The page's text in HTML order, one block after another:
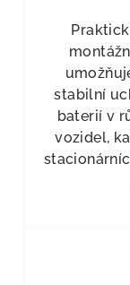
stabilní
baterií v
vozidel,